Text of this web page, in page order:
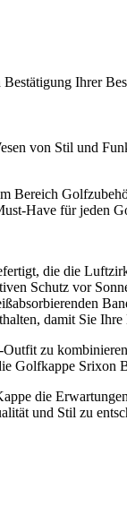
Bestätigung Ihrer
von Stil und
Bereich
Have für jeden
die die
Schutz vor
damit Sie
zu
Golfkappe Srixon
die
und Stil zu